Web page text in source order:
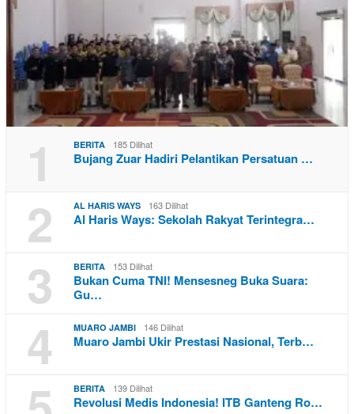
1 BERITA 185 Dilihat
Bujang Zuar Hadiri Pelantikan Persatuan …
2 AL HARIS WAYS 163 Dilihat
Al Haris Ways: Sekolah Rakyat Terintegra…
3 BERITA 153 Dilihat
Bukan Cuma TNI! Mensesneg Buka Suara:
Gu…
4 MUARO JAMBI 146 Dilihat
Muaro Jambi Ukir Prestasi Nasional, Terb…
BERITA 139 Dilihat
Revolusi Medis Indonesia! ITB Ganteng Ro…